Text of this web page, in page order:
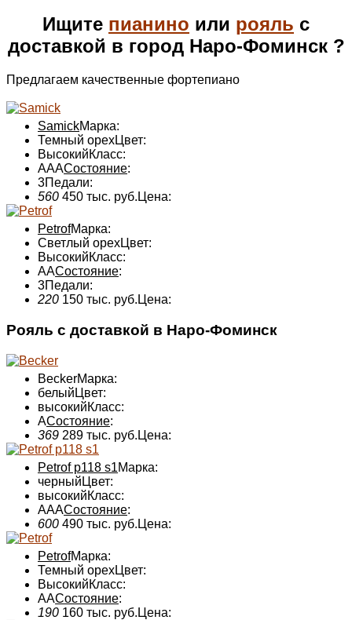
Ищите пианино или рояль с
доставкой в город Наро-Фоминск ?
Предлагаем качественные фортепиано
SamickМарка:
Темный орехЦвет:
ВысокийКласс:
АААСостояние:
3Педали:
560 450 тыс. руб. Цена:
PetrofМарка:
Светлый орехЦвет:
ВысокийКласс:
ААСостояние:
3Педали:
220 150 тыс. руб. Цена:
Рояль с доставкой в Наро-Фоминск
BeckerМарка:
белый Цвет:
высокийКласс:
АСостояние:
369 289 тыс. руб. Цена:
Petrof p118 s1Марка:
черный Цвет:
высокийКласс:
AAAСостояние:
600 490 тыс. руб. Цена:
PetrofМарка:
Темный орехЦвет:
ВысокийКласс:
AAСостояние:
190 160 тыс. руб. Цена: